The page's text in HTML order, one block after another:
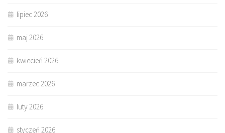
lipiec 2026
maj 2026
kwiecień 2026
marzec 2026
luty 2026
styczeń 2026